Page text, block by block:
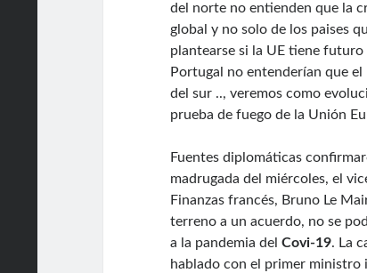
del norte no entienden que la
global y no solo de los paises
plantearse si la UE tiene futuro
Portugal no entenderían que
del sur .., veremos como
prueba de fuego de la Unión
Fuentes diplomáticas
madrugada del miércoles, el
Finanzas francés, Bruno Le
terreno a un acuerdo, no se
a la pandemia delCovi-19. La
hablado con el primer